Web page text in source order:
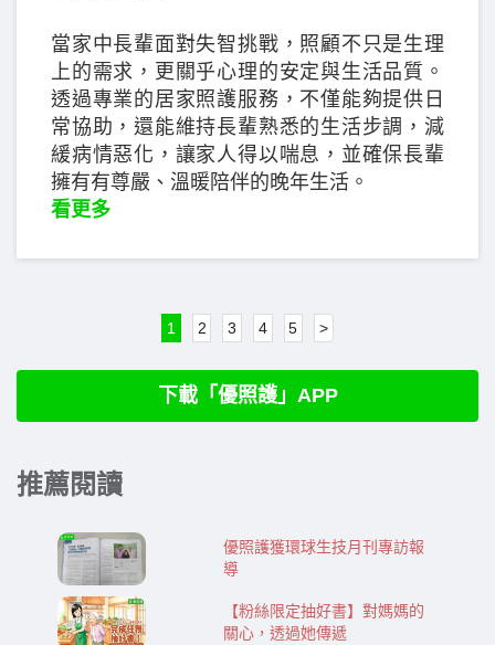
當家中長輩面對失智挑戰，照顧不只是生理
上的需求，更關乎心理的安定與生活品質。
透過專業的居家照護服務，不僅能夠提供日
常協助，還能維持長輩熟悉的生活步調，減
緩病情惡化，讓家人得以喘息，並確保長輩
擁有有尊嚴、溫暖陪伴的晚年生活。
看更多
1 2 3 4 5 >
下載「優照護」APP
推薦閱讀
優照護獲環球生技月刊專訪報
導
【粉絲限定抽好書】對媽媽的
關心，透過她傳遞